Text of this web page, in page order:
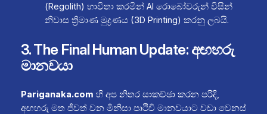
(Regolith) භාවිතා කරමින් AI රොබෝවරුන් විසින්
නිවාස ත්‍රිමාණ මුද්‍රණය (3D Printing) කරනු ලබයි.
3. The Final Human Update: අඟහරු
මානවයා
Pariganaka.com හි අප නිතර සාකච්ඡා කරන පරිදි,
අඟහරු මත ජීවත් වන මිනිසා පෘථිවි මානවයාට වඩා වෙනස්